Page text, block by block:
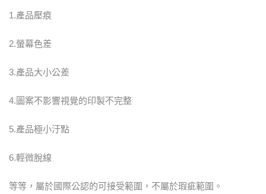
1.產品壓痕
2.螢幕色差
3.產品大小公差
4.圖案不影響視覺的印製不完整
5.產品極小汙點
6.輕微脫線
等等，屬於國際公認的可接受範圍，不屬於瑕疵範圍。